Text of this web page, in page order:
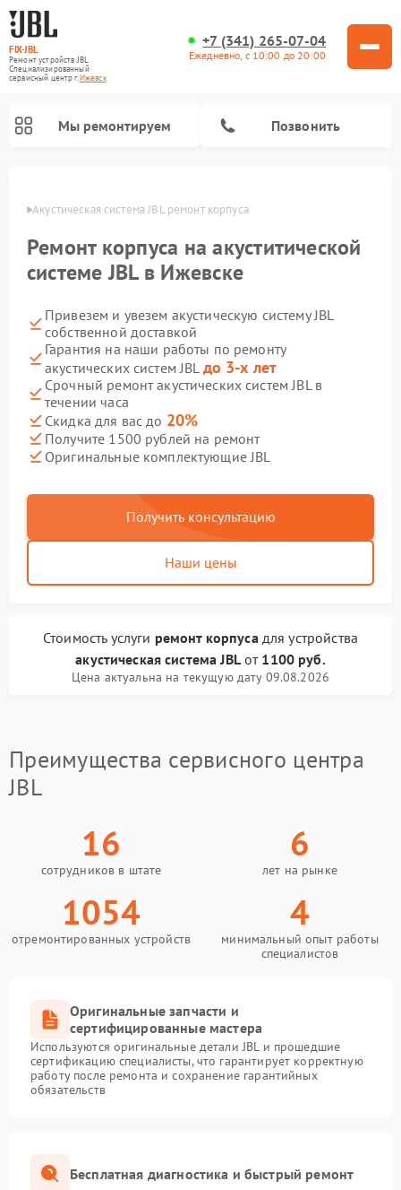
FIX-JBL
Ремонт устройств JBL
Специализированный
cервисный центр г.Ижевск
+7 (341) 265-07-04
Ежедневно, с 10:00 до 20:00
Мы ремонтируем Позвонить
Акустическая система JBL ремонт корпуса
Ремонт корпуса на акуститической
системе JBL в Ижевске
Привезем и увезем акустическую систему JBL
собственной доставкой
Гарантия на наши работы по ремонту
акустических систем JBL до 3-х лет
Срочный ремонт акустических систем JBL в
течении часа
Скидка для вас до 20%
Получите 1500 рублей на ремонт
Оригинальные комплектующие JBL
Получить консультацию
Наши цены
Стоимость услуги ремонт корпусадля устройства
акустическая система JBLот 1100 руб.
Цена актуальна на текущую дату 09.08.2026
Преимущества сервисного центра
JBL
16
сотрудников в штате
6
лет на рынке
1054
отремонтированных устройств
4
минимальный опыт работы
специалистов
Оригинальные запчасти и
сертифицированные мастера
Используются оригинальные детали JBL и прошедшие
сертификацию специалисты, что гарантирует корректную
работу после ремонта и сохранение гарантийных
обязательств
Бесплатная диагностика и быстрый ремонт